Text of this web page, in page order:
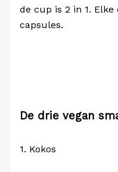
de cup is 2 in 1. Elke
capsules.
De drie vegan
1. Kokos